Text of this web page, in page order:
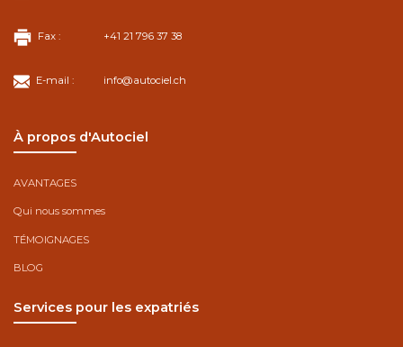
Fax : +41 21 796 37 38
E-mail : info@autociel.ch
À propos d'Autociel
AVANTAGES
Qui nous sommes
TÉMOIGNAGES
BLOG
Services pour les expatriés